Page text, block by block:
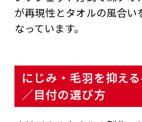
が再現性とタオルの風合い
なっています。
にじみ・毛羽を抑え
／目付の選び方